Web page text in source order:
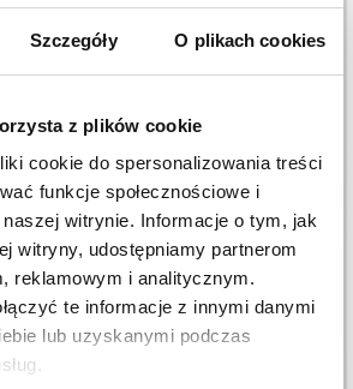
Szczegóły O plikach cookies
z plików cookie
cookie do spersonalizowania treści
funkcje społecznościowe i
witrynie. Informacje o tym, jak
witryny, udostępniamy partnerom
reklamowym i analitycznym.
te informacje z innymi danymi
lub uzyskanymi podczas